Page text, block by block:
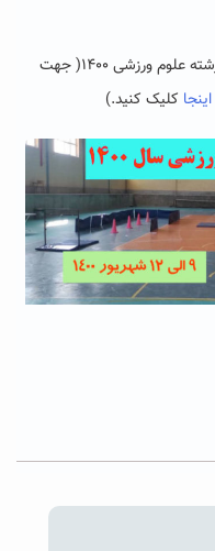
اطلاعیه مهم در خصوص آزمون عملی رشته علوم ورزشی ۱۴۰۰( جهت
اینجا کلیک کنید.)